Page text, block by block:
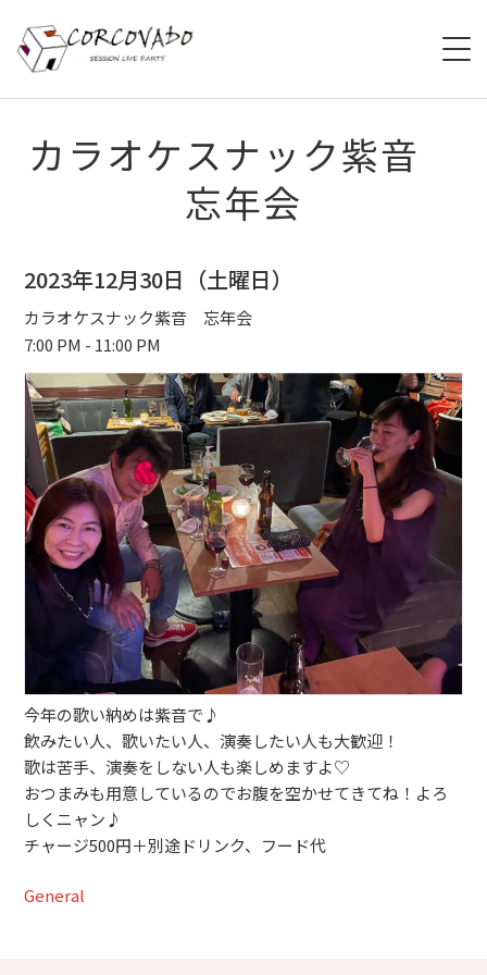
HOME
ABOUT
ACCESS
CONTACT
ブッキングライブ出演者募集！！
楽器機材等
初心者POPS
カラオケスナック紫音
忘年会
2023年12月30日（土曜日）
カラオケスナック紫音 忘年会
7:00 PM - 11:00 PM
今年の歌い納めは紫音で♪
飲みたい人、歌いたい人、演奏したい人も大歓迎！
歌は苦手、演奏をしない人も楽しめますよ♡
おつまみも用意しているのでお腹を空かせてきてね！よろ
しくニャン♪
チャージ500円＋別途ドリンク、フード代
General